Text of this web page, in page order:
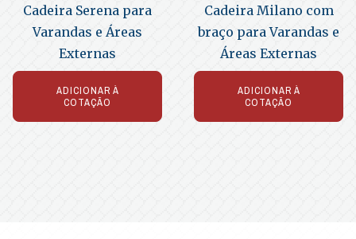
Cadeira Serena para
Varandas e Áreas
Externas
ADICIONAR À
COTAÇÃO
Cadeira Milano com
braço para Varandas e
Áreas Externas
ADICIONAR À
COTAÇÃO